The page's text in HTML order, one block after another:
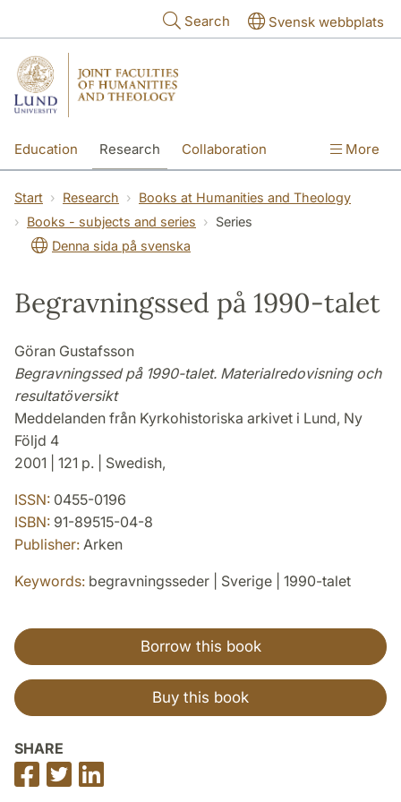
Search Svensk webbplats
Education Research Collaboration More
Start Research
Books at Humanities and Theology
Books - subjects and series
Series
Denna sida på svenska
Begravningssed på 1990-talet
Göran Gustafsson
Begravningssed på 1990-talet. Materialredovisning och
resultatöversikt
Meddelanden från Kyrkohistoriska arkivet i Lund, Ny
Följd 4
2001 | 121 p. | Swedish,
ISSN: 0455-0196
ISBN: 91-89515-04-8
Publisher: Arken
Keywords: begravningsseder | Sverige | 1990-talet
Borrow this book
Buy this book
SHARE
Share
on
Share
on
on